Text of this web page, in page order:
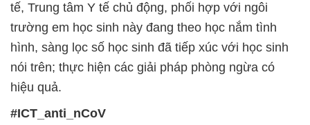
tế, Trung tâm Y tế chủ động, phối hợp với ngôi
trường em học sinh này đang theo học nắm tình
hình, sàng lọc số học sinh đã tiếp xúc với học sinh
nói trên; thực hiện các giải pháp phòng ngừa có
hiệu quả.
#ICT_anti_nCoV